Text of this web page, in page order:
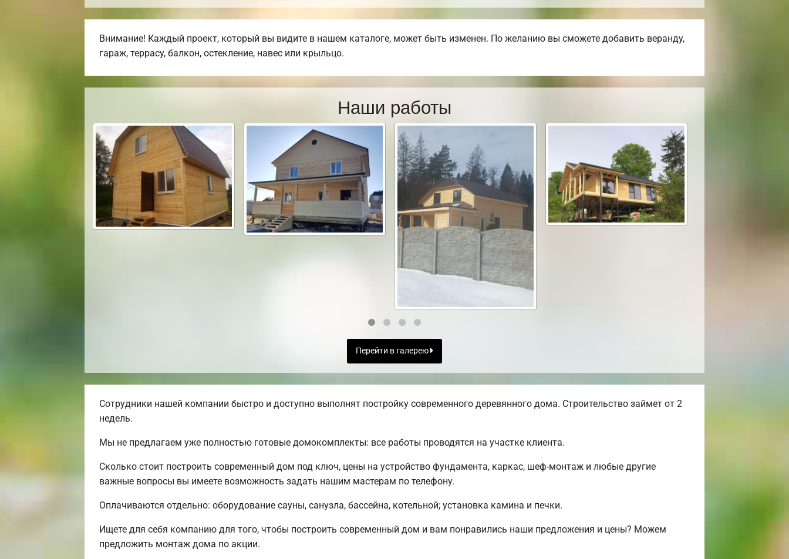
Внимание! Каждый проект, который вы видите в нашем каталоге, может быть изменен. По желанию вы сможете добавить веранду,
гараж, террасу, балкон, остекление, навес или крыльцо.
Наши работы
Перейти в галерею
Сотрудники нашей компании быстро и доступно выполнят постройку современного деревянного дома. Строительство займет от 2
недель.
Мы не предлагаем уже полностью готовые домокомплекты: все работы проводятся на участке клиента.
Сколько стоит построить современный дом под ключ, цены на устройство фундамента, каркас, шеф-монтаж и любые другие
важные вопросы вы имеете возможность задать нашим мастерам по телефону.
Оплачиваются отдельно: оборудование сауны, санузла, бассейна, котельной; установка камина и печки.
Ищете для себя компанию для того, чтобы построить современный дом и вам понравились наши предложения и цены? Можем
предложить монтаж дома по акции.